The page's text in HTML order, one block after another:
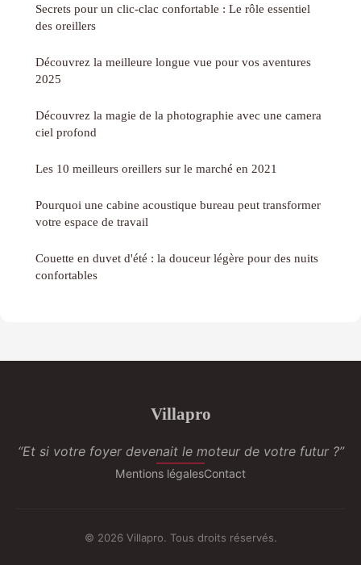
Secrets pour un clic-clac confortable : Le rôle essentiel
des oreillers
Découvrez la meilleure longue vue pour vos aventures
2025
Découvrez la magie de la photographie avec une camera
ciel profond
Les 10 meilleurs oreillers sur le marché en 2021
Pourquoi une cabine acoustique bureau peut transformer
votre espace de travail
Couette en duvet d'été : la douceur légère pour des nuits
confortables
Villapro
“Et si votre foyer devenait le moteur de votre futur ?”
Mentions légalesContact
© 2026 Villapro. Tous droits réservés.